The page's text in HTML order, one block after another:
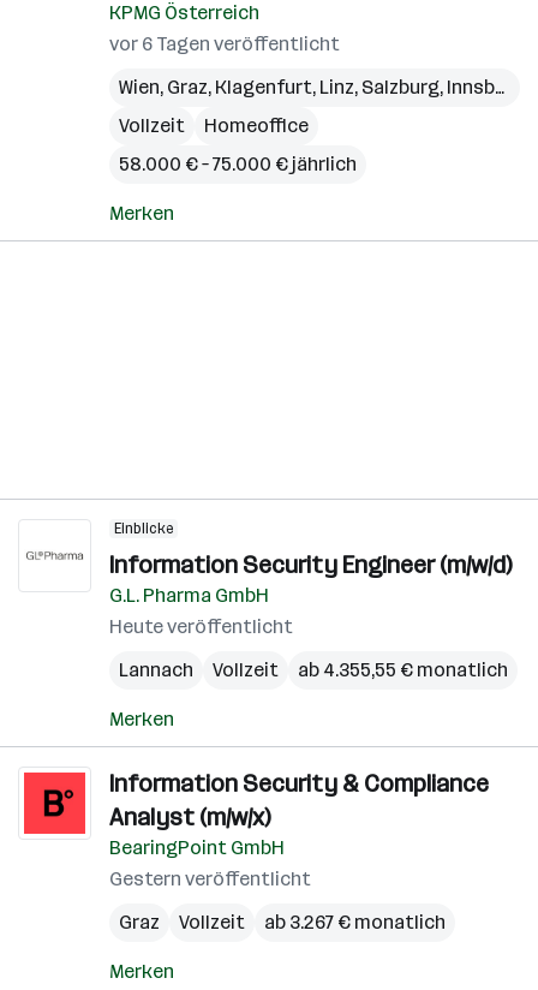
KPMG Österreich
vor 6 Tagen veröffentlicht
Wien, Graz, Klagenfurt, Linz, Salzburg, Innsbruck
Vollzeit
Homeoffice
58.000 € – 75.000 € jährlich
Merken
Einblicke
Information Security Engineer (m/w/d)
G.L. Pharma GmbH
Heute veröffentlicht
Lannach
Vollzeit ab 4.355,55 € monatlich
Merken
Information Security & Compliance
Analyst (m/w/x)
BearingPoint GmbH
Gestern veröffentlicht
Graz
Vollzeit ab 3.267 € monatlich
Merken